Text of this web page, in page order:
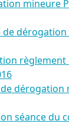
mineure
de
règlement
dérogation
séance du